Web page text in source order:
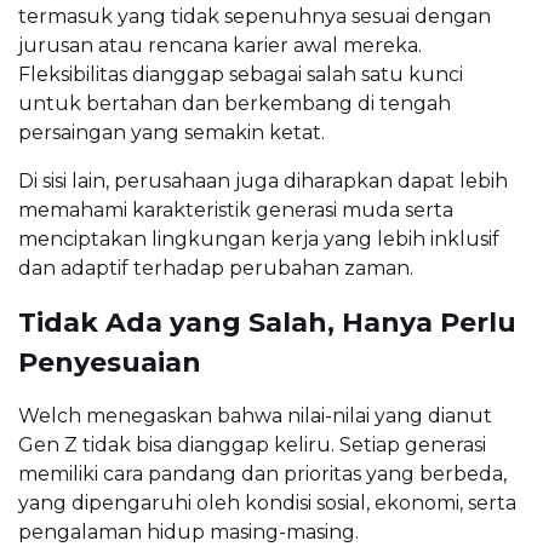
termasuk yang tidak sepenuhnya sesuai dengan
jurusan atau rencana karier awal mereka.
Fleksibilitas dianggap sebagai salah satu kunci
untuk bertahan dan berkembang di tengah
persaingan yang semakin ketat.
Di sisi lain, perusahaan juga diharapkan dapat lebih
memahami karakteristik generasi muda serta
menciptakan lingkungan kerja yang lebih inklusif
dan adaptif terhadap perubahan zaman.
Tidak Ada yang Salah, Hanya Perlu
Penyesuaian
Welch menegaskan bahwa nilai-nilai yang dianut
Gen Z tidak bisa dianggap keliru. Setiap generasi
memiliki cara pandang dan prioritas yang berbeda,
yang dipengaruhi oleh kondisi sosial, ekonomi, serta
pengalaman hidup masing-masing.